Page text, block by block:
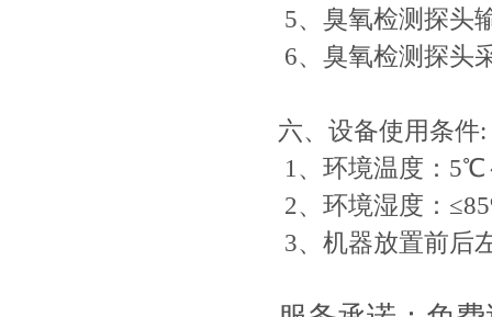
5、臭氧检测探头
6、臭氧检测探头
六、设备使用条件:
1、环境温度：
2、环境湿度：
3、机器放置前后